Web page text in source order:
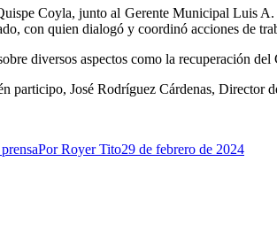
Coyla, junto al Gerente Municipal Luis
con quien dialogó y coordinó acciones de
diversos aspectos como la recuperación
participo, José Rodríguez Cárdenas,
PorRoyer Tito29 de febrero de 2024